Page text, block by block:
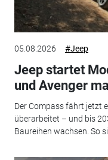
05.08.2026 #Jeep
Jeep startet
und Avenger
Der Compass fährt jetzt
überarbeitet – und bis
Baureihen wachsen. So